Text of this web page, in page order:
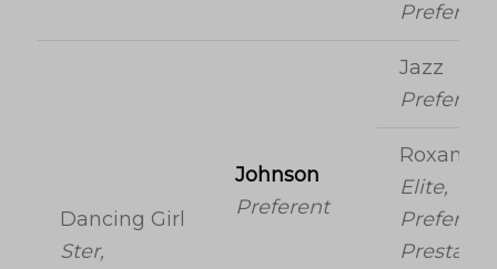
Preferent
Dancing Girl
Ster,
Johnson
Preferent
Jazz
Preferent
Roxane
Elite,
Preferent,
Prestatie,